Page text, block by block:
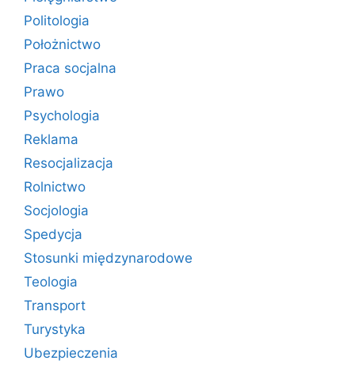
Politologia
Położnictwo
Praca socjalna
Prawo
Psychologia
Reklama
Resocjalizacja
Rolnictwo
Socjologia
Spedycja
Stosunki międzynarodowe
Teologia
Transport
Turystyka
Ubezpieczenia